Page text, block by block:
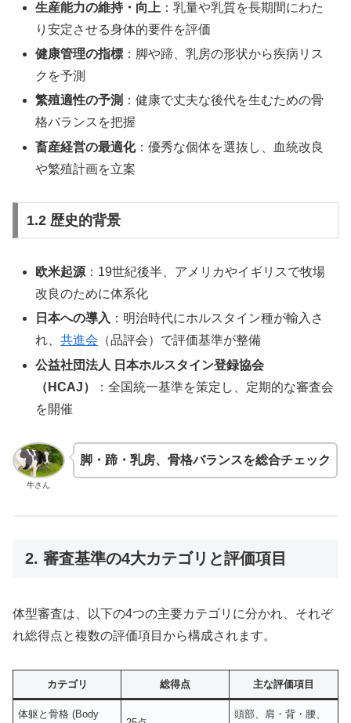
生産能力の維持・向上 ：乳量や乳質を長期間にわた
り安定させる身体的要件を評価
健康管理の指標 ：脚や蹄、乳房の形状から疾病リス
クを予測
繁殖適性の予測 ：健康で丈夫な後代を生むための骨
格バランスを把握
畜産経営の最適化：優秀な個体を選抜し、血統改良
や繁殖計画を立案
1.2 歴史的背景
欧米起源 ：19世紀後半、アメリカやイギリスで牧場
改良のために体系化
日本への導入 ：明治時代にホルスタイン種が輸入さ
れ、共進会 （品評会）で評価基準が整備
公益社団法人 日本ホルスタイン登録協会
（HCAJ）
：全国統一基準を策定し、定期的な審査会
を開催
牛さん
脚・蹄・乳房、骨格バランスを総合チェック
2. 審査基準の4大カテゴリと評価項目
体型審査は、以下の4つの主要カテゴリに分かれ、それぞ
れ総得点と複数の評価項目から構成されます。
カテゴリ 総得点 主な評価項目
体躯と骨格 (Body 頭部、肩・背・腰、